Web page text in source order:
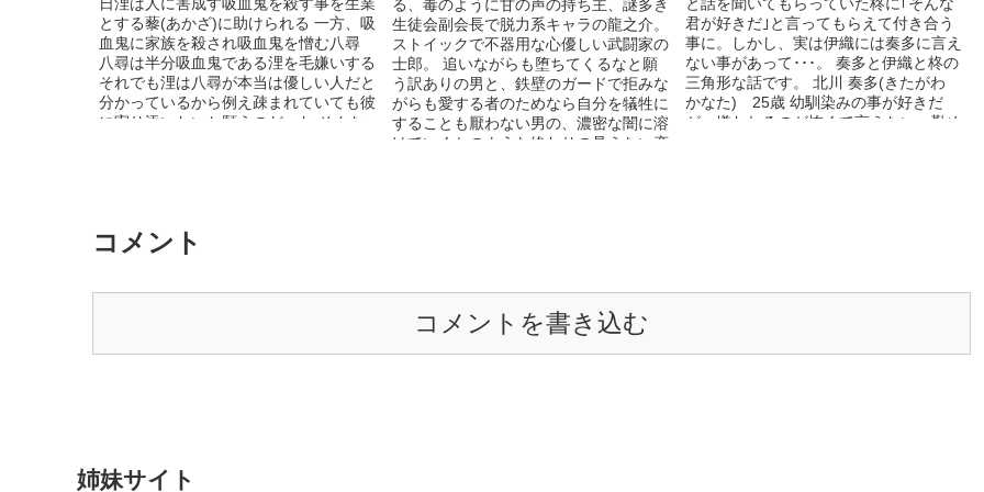
とする藜(あかざ)に助けられる 一方、吸
血鬼に家族を殺され吸血鬼を憎む八尋
八尋は半分吸血鬼である浬を毛嫌いする
それでも浬は八尋が本当は優しい人だと
分かっているから例え疎まれていても彼
に寄り添いたいと願うのだった そんな
る、毒のように甘の声の持ち主、謎多き
生徒会副会長で脱力系キャラの龍之介。
ストイックで不器用な心優しい武闘家の
士郎。 追いながらも堕ちてくるなと願
う訳ありの男と、鉄壁のガードで拒みな
がらも愛する者のためなら自分を犠牲に
することも厭わない男の、濃密な闇に溶
けていくかのような終わりの見えない恋
飛ばしても話はつながります。 また、
すぐにエロ甘いシーンも増えてきますの
で、よろしくお願いします（笑） な
君が好きだ｣と言ってもらえて付き合う
事に。しかし、実は伊織には奏多に言え
ない事があって･･･。 奏多と伊織と柊の
三角形な話です。 北川 奏多(きたがわ
かなた) 25歳 幼馴染みの事が好きだ
が、嫌われるのが怖くて言えない。勤め
コメント
コメントを書き込む
姉妹サイト